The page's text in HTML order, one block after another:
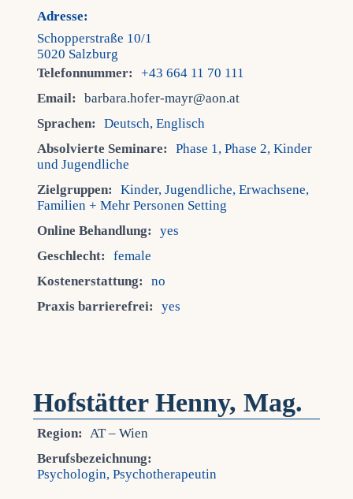
Adresse:
Schopperstraße 10/1
5020 Salzburg
Telefonnummer:
+43 664 11 70 111
Email:
barbara.hofer-mayr@aon.at
Sprachen:
Deutsch, Englisch
Absolvierte Seminare:
Phase 1, Phase 2, Kinder
und Jugendliche
Zielgruppen:
Kinder, Jugendliche, Erwachsene,
Familien + Mehr Personen Setting
Online Behandlung:
yes
Geschlecht:
female
Kostenerstattung:
no
Praxis barrierefrei:
yes
Hofstätter Henny, Mag.
Region: AT – Wien
Berufsbezeichnung:
Psychologin, Psychotherapeutin